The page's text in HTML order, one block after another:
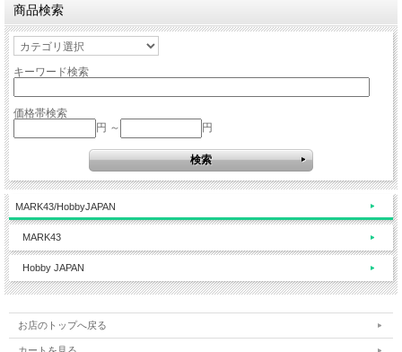
商品検索
キーワード検索
価格帯検索
円 ～
円
MARK43/HobbyJAPAN
MARK43
Hobby JAPAN
お店のトップへ戻る